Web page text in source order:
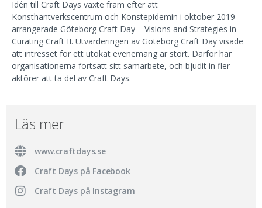
Idén till Craft Days växte fram efter att
Konsthantverkscentrum och Konstepidemin i oktober 2019
arrangerade Göteborg Craft Day – Visions and Strategies in
Curating Craft II. Utvärderingen av Göteborg Craft Day visade
att intresset för ett utökat evenemang är stort. Därför har
organisationerna fortsatt sitt samarbete, och bjudit in fler
aktörer att ta del av Craft Days.
Läs mer
www.craftdays.se
Craft Days på Facebook
Craft Days på Instagram